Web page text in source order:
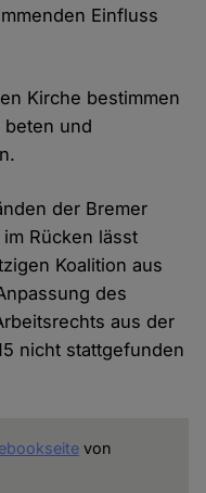
Einfluss
Kirche bestimmen
beten und
der Bremer
Rücken lässt
Koalition aus
des
aus der
nicht stattgefunden
von